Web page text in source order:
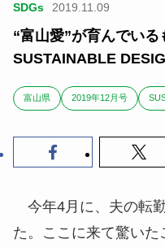
SDGs 2019.11.09
“富山愛”が育んでい
SUSTAINABLE
富山県 2019年12月号
今年4月に、夫の転
た。ここに来て驚い